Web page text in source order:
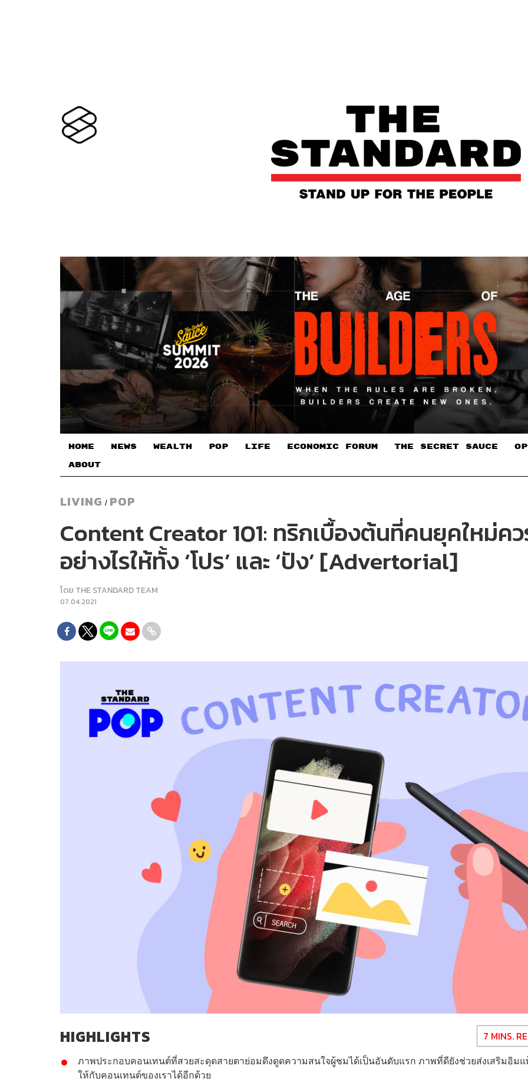
HOME NEWS WEALTH POP LIFE ECONOMIC FORUM THE SECRET SAUCE​
ABOUT
LIVING / POP
Content Creator 101: ทริกเบื้องต้นที่คนยุคใหม่ค
อย่างไรให้ทั้ง ‘โปร’ และ ‘ปัง’ [Advertorial]
โดย THE STANDARD TEAM
07.04.2021
HIGHLIGHTS 7 MINS.
ภาพประกอบคอนเทนต์ที่สวยสะดุดสายตาย่อมดึงดูดความสนใจผู้ชมได้เป็นอันดับแรก ภาพที่ดียังช่วยส่งเสริมอิม
ให้กับคอนเทนต์ของเราได้อีกด้วย